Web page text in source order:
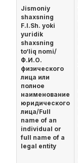
Jismoniy
shaxsning
F.I.Sh. yoki
yuridik
shaxsning
to‘liq nomi/
Ф.И.О.
физического
лица или
полное
наименование
юридического
лица/Full
name of an
individual or
full name of a
legal entity